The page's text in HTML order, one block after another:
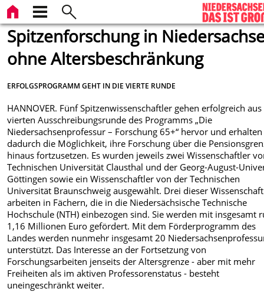
Spitzenforschung in
ohne Altersbeschränkung
ERFOLGSPROGRAMM GEHT IN DIE VIERTE RUNDE
HANNOVER. Fünf Spitzenwissenschaftler gehen erfolgreich
vierten Ausschreibungsrunde des Programms „Die
Niedersachsenprofessur – Forschung 65+“ hervor und erhalten
dadurch die Möglichkeit, ihre Forschung über die
hinaus fortzusetzen. Es wurden jeweils zwei Wissenschaftler
Technischen Universität Clausthal und der Georg-August-
Göttingen sowie ein Wissenschaftler von der Technischen
Universität Braunschweig ausgewählt. Drei dieser
arbeiten in Fächern, die in die Niedersächsische Technische
Hochschule (NTH) einbezogen sind. Sie werden mit insgesamt
1,16 Millionen Euro gefördert. Mit dem Förderprogramm des
Landes werden nunmehr insgesamt 20
unterstützt. Das Interesse an der Fortsetzung von
Forschungsarbeiten jenseits der Altersgrenze - aber mit mehr
Freiheiten als im aktiven Professorenstatus - besteht
uneingeschränkt weiter.